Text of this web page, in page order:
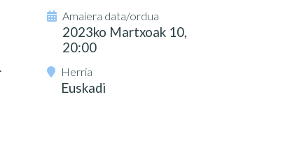
Amaiera data/ordua
2023ko Martxoak 10,
20:00
Herria
Euskadi